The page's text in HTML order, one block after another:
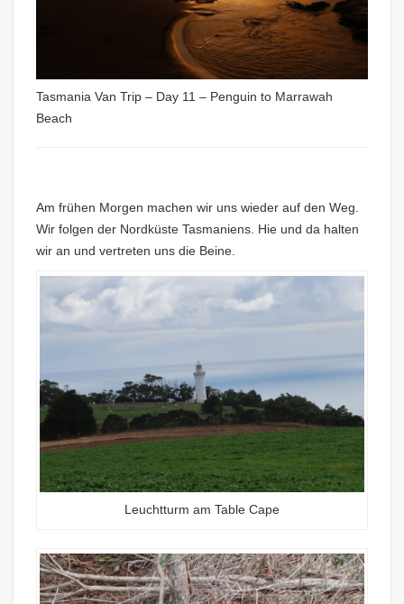
Tasmania Van Trip – Day 11 – Penguin to Marrawah
Beach
Am frühen Morgen machen wir uns wieder auf den Weg.
Wir folgen der Nordküste Tasmaniens. Hie und da halten
wir an und vertreten uns die Beine.
Leuchtturm am Table Cape